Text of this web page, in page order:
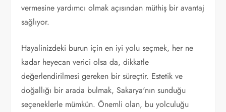
vermesine yardımcı olmak açısından müthiş bir avantaj
sağlıyor.
Hayalinizdeki burun için en iyi yolu seçmek, her ne
kadar heyecan verici olsa da, dikkatle
değerlendirilmesi gereken bir süreçtir. Estetik ve
doğallığı bir arada bulmak, Sakarya'nın sunduğu
seçeneklerle mümkün. Önemli olan, bu yolculuğu